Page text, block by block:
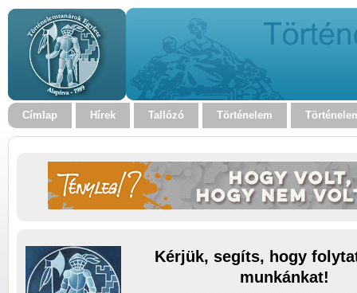
Címlap Hírek Tallózó Történelem
Kérjük, segíts, hogy
munkánkat!